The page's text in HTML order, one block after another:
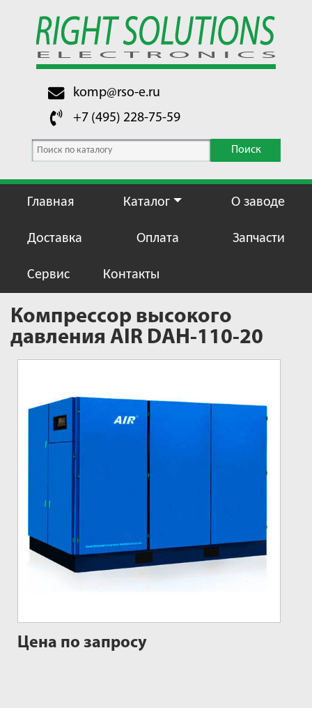
komp@rso-e.ru
+7 (495) 228-75-59
Поиск
Главная Каталог О заводе
Доставка Оплата Запчасти
Сервис Контакты
Компрессор высокого
давления AIR DAH-110-20
Цена по запросу